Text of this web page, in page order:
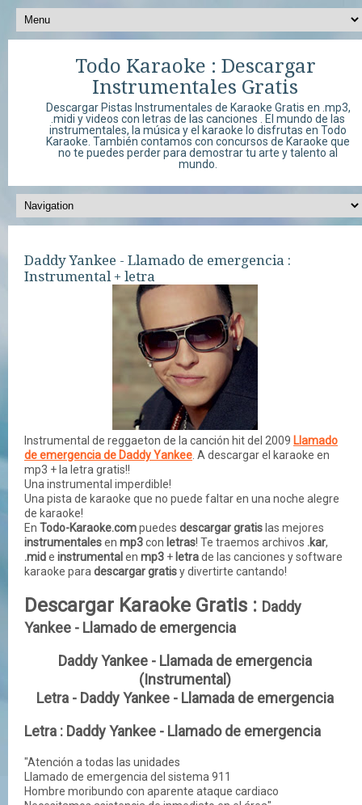
Todo Karaoke : Descargar
Instrumentales Gratis
Descargar Pistas Instrumentales de Karaoke Gratis en .mp3,
.midi y videos con letras de las canciones . El mundo de las
instrumentales, la música y el karaoke lo disfrutas en Todo
Karaoke. También contamos con concursos de Karaoke que
no te puedes perder para demostrar tu arte y talento al
mundo.
Daddy Yankee - Llamado de emergencia :
Instrumental + letra
Instrumental de reggaeton de la canción hit del 2009 Llamado
de emergencia de Daddy Yankee . A descargar el karaoke en
mp3 + la letra gratis!!
Una instrumental imperdible!
Una pista de karaoke que no puede faltar en una noche alegre
de karaoke!
En Todo-Karaoke.compuedes descargar gratis las mejores
instrumentalesen mp3con letras! Te traemos archivos .kar,
.mide instrumental en mp3 + letrade las canciones ysoftware
karaoke para descargar gratisy divertirte cantando!
Descargar Karaoke Gratis : Daddy
Yankee - Llamado de emergencia
Daddy Yankee - Llamada de emergencia
(Instrumental)
Letra - Daddy Yankee - Llamada de emergencia
Letra : Daddy Yankee - Llamado de emergencia
"Atención a todas las unidades
Llamado de emergencia del sistema 911
Hombre moribundo con aparente ataque cardiaco